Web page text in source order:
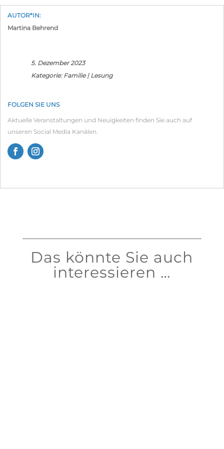
AUTOR*IN:
Martina Behrend
5. Dezember 2023
Kategorie: Familie| Lesung
FOLGEN SIE UNS
Aktuelle Veranstaltungen und Neuigkeiten finden Sie auch auf
unseren Social Media Kanälen.
Das könnte Sie auch
interessieren …